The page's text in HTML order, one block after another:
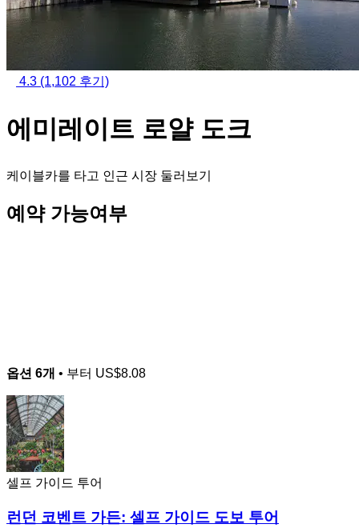
4.3 (1,102 후기)
에미레이트 로얄 도크
케이블카를 타고 인근 시장 둘러보기
예약 가능여부
옵션 6개 • 부터 US$8.08
셀프 가이드 투어
런던 코벤트 가든: 셀프 가이드 도보 투어